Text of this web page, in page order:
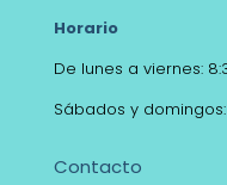
Horario
De lunes a viernes:
Sábados y
Contacto